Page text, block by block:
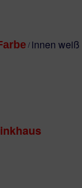
/ innen weiß